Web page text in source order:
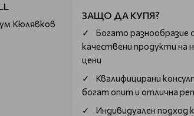
Кюлявков
ЗАЩО ДА КУПЯ?
Богатo разнообразие
качествени продукти на
цени
Квалифицирани
богат опит и отлична
Индивидуален подход